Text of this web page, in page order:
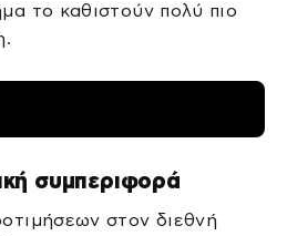
το καθιστούν πολύ πιο
συμπεριφορά
στον διεθνή